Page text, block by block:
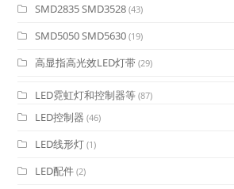
SMD2835 SMD3528 (43)
SMD5050 SMD5630 (19)
高显指高光效LED灯带 (29)
LED霓虹灯和控制器等 (87)
LED控制器 (46)
LED线形灯 (1)
LED配件 (2)